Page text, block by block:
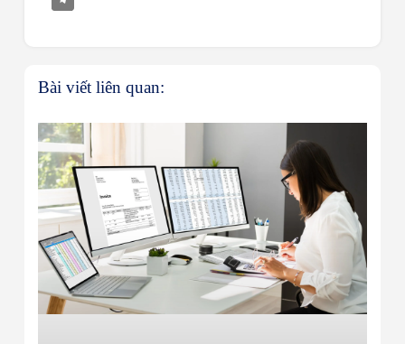
Bài viết liên quan: